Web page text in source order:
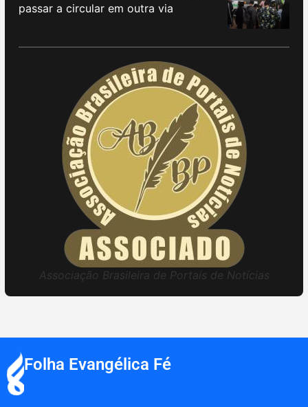
passar a circular em outra via
Associação Brasileira de Portais de Notícias
Folha Evangélica Fé